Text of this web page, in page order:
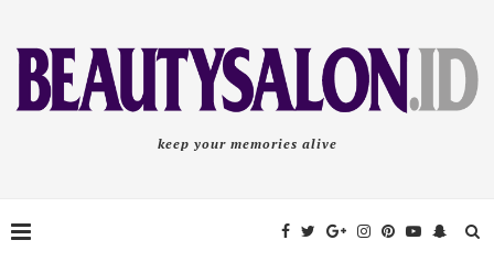
keep your memories alive